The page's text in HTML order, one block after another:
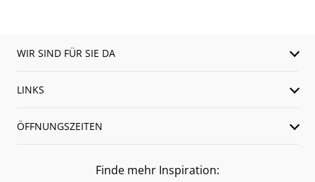
WIR SIND FÜR SIE DA
LINKS
ÖFFNUNGSZEITEN
Finde mehr Inspiration: